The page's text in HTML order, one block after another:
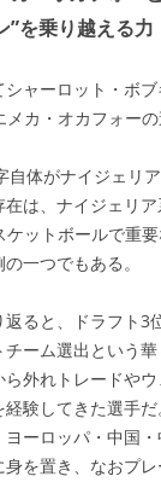
”を乗り越える力
ャーロット・ボ
カ・オカフォー
自体がナイジェリ
は、ナイジェリ
ットボールで重
一つでもある。
ると、ドラフト3
ーム選出という
外れトレードや
験してきた選手だ
ーロッパ・中国
を置き、なおプ